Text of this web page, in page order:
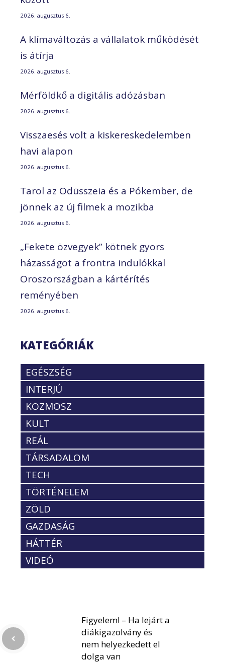
2026. augusztus 6.
A klímaváltozás a vállalatok működését
is átírja
2026. augusztus 6.
Mérföldkő a digitális adózásban
2026. augusztus 6.
Visszaesés volt a kiskereskedelemben
havi alapon
2026. augusztus 6.
Tarol az Odüsszeia és a Pókember, de
jönnek az új filmek a mozikba
2026. augusztus 6.
„Fekete özvegyek” kötnek gyors
házasságot a frontra indulókkal
Oroszországban a kártérítés
reményében
2026. augusztus 6.
KATEGÓRIÁK
EGÉSZSÉG
INTERJÚ
KOZMOSZ
KULT
REÁL
TÁRSADALOM
TECH
TÖRTÉNELEM
ZÖLD
GAZDASÁG
HÁTTÉR
VIDEÓ
Figyelem! – Ha lejárt a
diákigazolvány és
nem helyezkedett el
dolga van